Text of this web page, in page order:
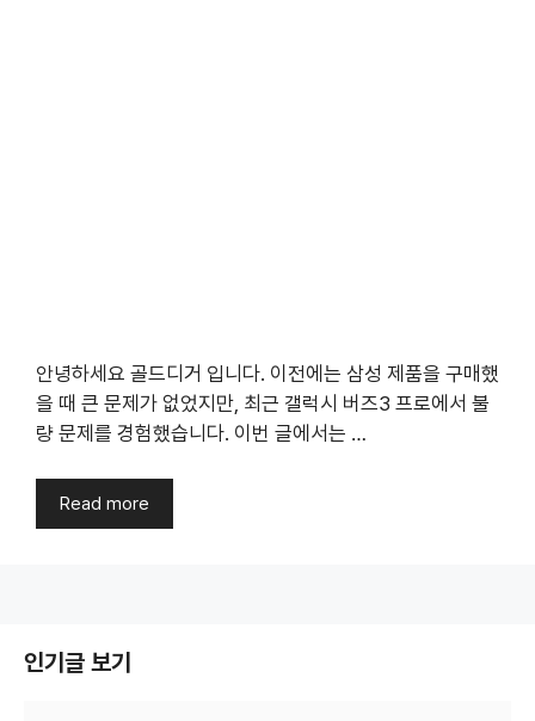
안녕하세요 골드디거 입니다. 이전에는 삼성 제품을 구매했
을 때 큰 문제가 없었지만, 최근 갤럭시 버즈3 프로에서 불
량 문제를 경험했습니다. 이번 글에서는 …
Read more
인기글 보기